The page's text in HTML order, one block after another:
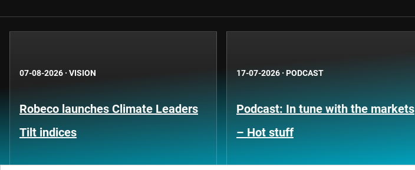
07-08-2026 · VISION
Robeco launches Climate Leaders
Tilt indices
17-07-2026 · PODCAST
Podcast: In tune with the markets
– Hot stuff